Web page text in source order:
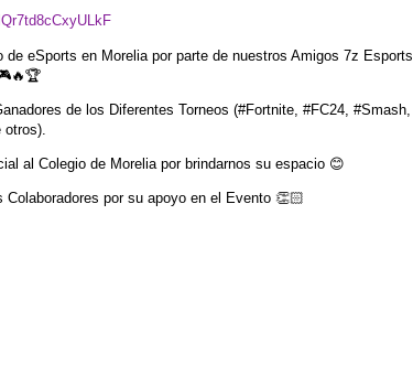
eSports en Morelia por parte de nuestros Amigos 7z Esports
de los Diferentes Torneos (#Fortnite, #FC24, #Smash,
al Colegio de Morelia por brindarnos su espacio 😊
por su apoyo en el Evento 👏🏻